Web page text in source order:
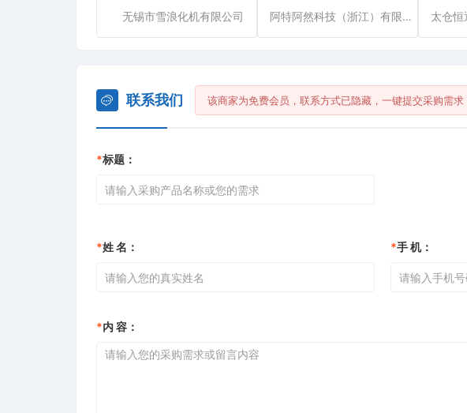
无锡市雪浪化机有限公司
阿特阿然科技（浙江）有限公司（原浙江美德）
联系我们 该商家为免费会员，联系方式已隐藏，一键提交采购需求
*标题：
*姓 名： *手 机：
*内 容：